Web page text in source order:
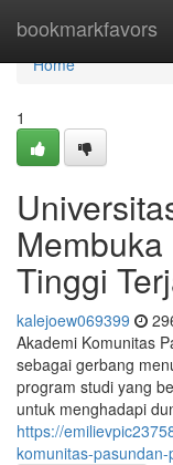
bookmarkfavors
Home
Home
1
Tinggi
kalejoew069399
Akademi Komunitas
sebagai gerbang
program studi yang
untuk menghadapi
https://
komunitas-